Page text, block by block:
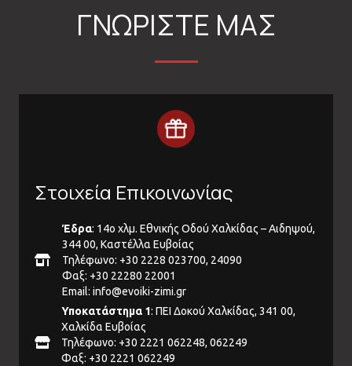
ΓΝΩΡΙΣΤΕ ΜΑΣ
Στοιχεία Επικοινωνίας
Έδρα: 14ο χλμ. Εθνικής Οδού Χαλκίδας – Αιδηψού,
344 00, Καστέλλα Ευβοίας
Τηλέφωνο: +30 2228 023700, 24090
Φαξ: +30 22280 22001
Email: info@evoiki-zimi.gr
Υποκατάστημα 1: ΠΕΙ Δοκού Χαλκίδας, 341 00,
Χαλκίδα Ευβοίας
Τηλέφωνο: +30 2221 062248, 062249
Φαξ: +30 2221 062249